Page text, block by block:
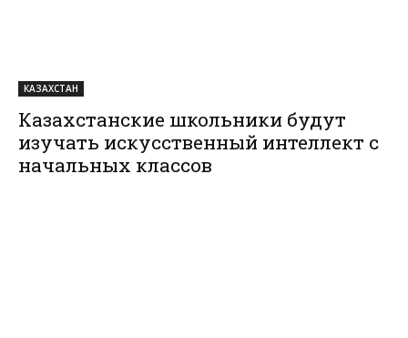
КАЗАХСТАН
Казахстанские школьники будут
изучать искусственный интеллект с
начальных классов